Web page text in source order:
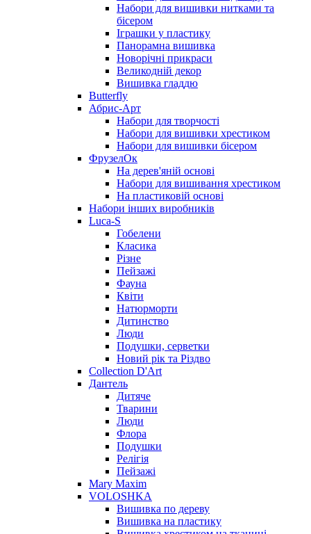
Набори для вишивки нитками та
бісером
Іграшки у пластику
Панорамна вишивка
Новорічні прикраси
Великодній декор
Вишивка гладдю
Butterfly
Абрис-Арт
Набори для творчості
Набори для вишивки хрестиком
Набори для вишивки бісером
ФрузелОк
На дерев'яній основі
Набори для вишивання хрестиком
На пластиковій основі
Набори інших виробників
Luca-S
Гобелени
Класика
Різне
Пейзажі
Фауна
Квіти
Натюрморти
Дитинство
Люди
Подушки, серветки
Новий рік та Різдво
Collection D'Art
Дантель
Дитяче
Тварини
Люди
Флора
Подушки
Релігія
Пейзажі
Mary Maxim
VOLOSHKA
Вишивка по дереву
Вишивка на пластику